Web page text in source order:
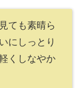
ても素晴ら
にしっとり
くしなやか